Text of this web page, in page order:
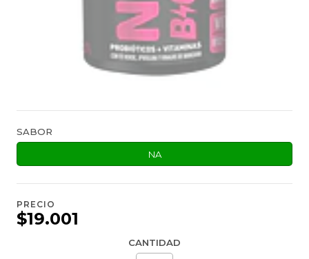
SABOR
NA
PRECIO
$19.001
CANTIDAD